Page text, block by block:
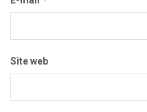
Site web